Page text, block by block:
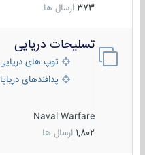
373 ارسال ها
تسلیحات دریایی
توپ های دریایی
پدافندهای دریاپایه
Naval Warfare
1,802 ارسال ها